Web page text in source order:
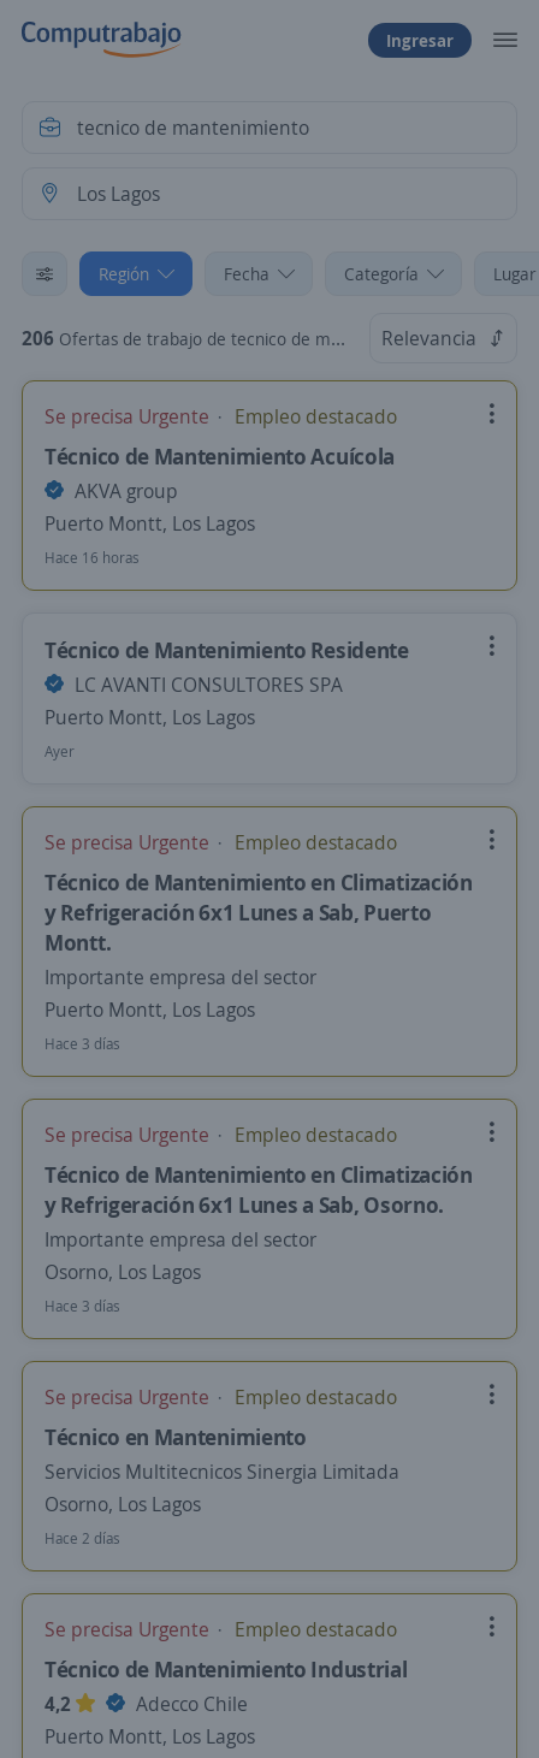
Ingresar
Región Fecha Categoría
206 Ofertas de trabajo de tecnico de mantenimiento en Los Lagos Relevancia
Se precisa Urgente Empleo destacado
Técnico de Mantenimiento Acuícola
AKVA group
Puerto Montt, Los Lagos
Hace 16 horas
Técnico de Mantenimiento Residente
LC AVANTI CONSULTORES SPA
Puerto Montt, Los Lagos
Ayer
Se precisa Urgente Empleo destacado
Técnico de Mantenimiento en Climatización
y Refrigeración 6x1 Lunes a Sab, Puerto
Montt.
Importante empresa del sector
Puerto Montt, Los Lagos
Hace 3 días
Se precisa Urgente Empleo destacado
Técnico de Mantenimiento en Climatización
y Refrigeración 6x1 Lunes a Sab, Osorno.
Importante empresa del sector
Osorno, Los Lagos
Hace 3 días
Se precisa Urgente Empleo destacado
Técnico en Mantenimiento
Servicios Multitecnicos Sinergia Limitada
Osorno, Los Lagos
Hace 2 días
Se precisa Urgente Empleo destacado
Técnico de Mantenimiento Industrial
4,2
Adecco Chile
Puerto Montt, Los Lagos